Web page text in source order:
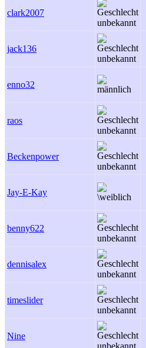
clark2007
jack136
enno32
raos
Beckenpower
Jay-E-Kay
benny622
dennisalex
timeslider
Nine